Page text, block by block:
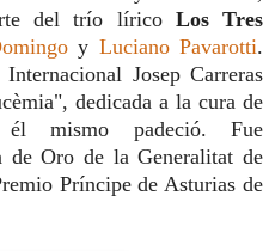
del trío lírico Los Tres
y Luciano Pavarotti.
Josep Carreras
dedicada a la cura de
mismo padeció. Fue
de Oro de la Generalitat de
Príncipe de Asturias de